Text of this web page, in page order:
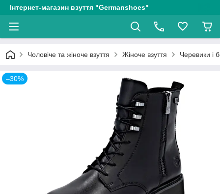
Інтернет-магазин взуття "Germanshoes"
Чоловіче та жіноче взуття Жіноче взуття Черевики і
–30%